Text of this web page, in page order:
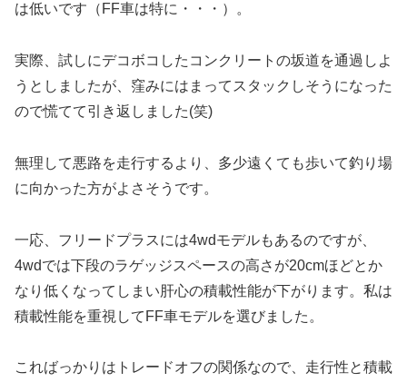
は低いです（FF車は特に・・・）。
実際、試しにデコボコしたコンクリートの坂道を通過しよ
うとしましたが、窪みにはまってスタックしそうになった
ので慌てて引き返しました(笑)
無理して悪路を走行するより、多少遠くても歩いて釣り場
に向かった方がよさそうです。
一応、フリードプラスには4wdモデルもあるのですが、
4wdでは下段のラゲッジスペースの高さが20cmほどとか
なり低くなってしまい肝心の積載性能が下がります。私は
積載性能を重視してFF車モデルを選びました。
こればっかりはトレードオフの関係なので、走行性と積載